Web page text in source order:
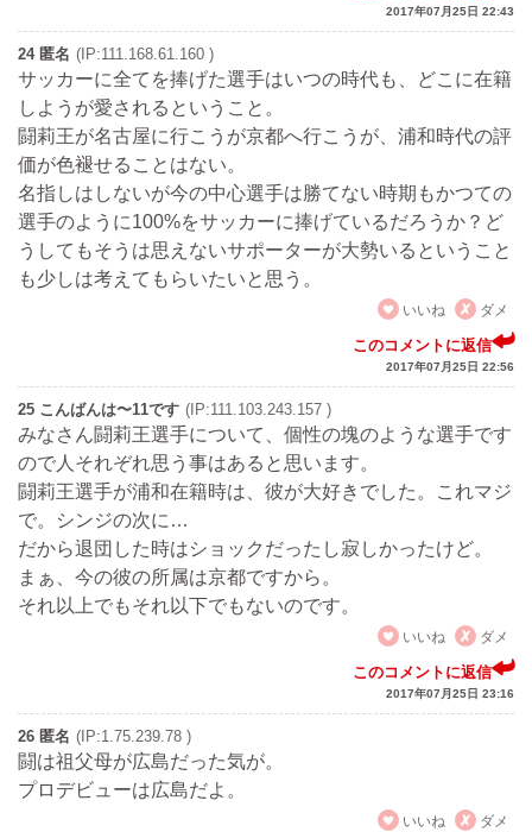
2017年07月25日 22:43
24 匿名 (IP:111.168.61.160 )
サッカーに全てを捧げた選手はいつの時代も、どこに在籍
しようが愛されるということ。
闘莉王が名古屋に行こうが京都へ行こうが、浦和時代の評
価が色褪せることはない。
名指しはしないが今の中心選手は勝てない時期もかつての
選手のように100%をサッカーに捧げているだろうか？ど
うしてもそうは思えないサポーターが大勢いるということ
も少しは考えてもらいたいと思う。
いいね
ダメ
このコメントに返信
2017年07月25日 22:56
25 こんばんは〜11です (IP:111.103.243.157 )
みなさん闘莉王選手について、個性の塊のような選手です
ので人それぞれ思う事はあると思います。
闘莉王選手が浦和在籍時は、彼が大好きでした。これマジ
で。シンジの次に…
だから退団した時はショックだったし寂しかったけど。
まぁ、今の彼の所属は京都ですから。
それ以上でもそれ以下でもないのです。
いいね
ダメ
このコメントに返信
2017年07月25日 23:16
26 匿名 (IP:1.75.239.78 )
闘は祖父母が広島だった気が。
プロデビューは広島だよ。
いいね
ダメ